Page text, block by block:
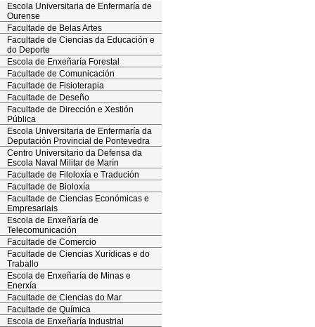
Escola Universitaria de Enfermaría de
Ourense
Facultade de Belas Artes
Facultade de Ciencias da Educación e
do Deporte
Escola de Enxeñaría Forestal
Facultade de Comunicación
Facultade de Fisioterapia
Facultade de Deseño
Facultade de Dirección e Xestión
Pública
Escola Universitaria de Enfermaría da
Deputación Provincial de Pontevedra
Centro Universitario da Defensa da
Escola Naval Militar de Marín
Facultade de Filoloxía e Tradución
Facultade de Bioloxía
Facultade de Ciencias Económicas e
Empresariais
Escola de Enxeñaría de
Telecomunicación
Facultade de Comercio
Facultade de Ciencias Xurídicas e do
Traballo
Escola de Enxeñaría de Minas e
Enerxía
Facultade de Ciencias do Mar
Facultade de Química
Escola de Enxeñaría Industrial